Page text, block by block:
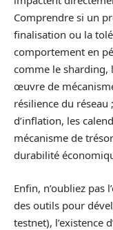
Comprendre si un
finalisation ou la
comportement en
comme le sharding,
œuvre de
résilience du
d’inflation, les
mécanisme de
durabilité
Enfin, n’oubliez pas
des outils pour
testnet), l’existence